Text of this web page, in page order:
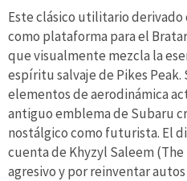
Este clásico utilitario derivado
como plataforma para el
que visualmente mezcla la
espíritu salvaje de Pikes Peak.
elementos de aerodinámica
antiguo emblema de Subaru
nostálgico como futurista. El
cuenta de Khyzyl Saleem
agresivo y por reinventar